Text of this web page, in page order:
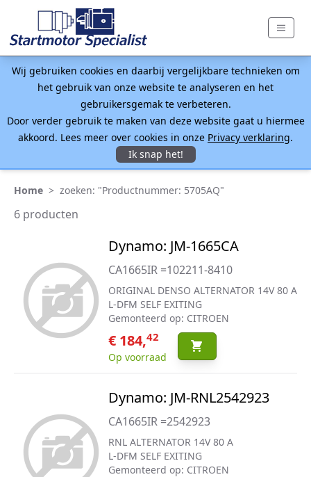
Wij gebruiken cookies en daarbij vergelijkbare technieken om
het gebruik van onze website te analyseren en het
gebruikersgemak te verbeteren.
Door verder gebruik te maken van deze website gaat u hiermee
akkoord. Lees meer over cookies in onze Privacy verklaring.
Ik snap het!
Home > zoeken: "Productnummer: 5705AQ"
6 producten
Dynamo: JM-1665CA
CA1665IR =102211-8410
ORIGINAL DENSO ALTERNATOR 14V 80 A
L-DFM SELF EXITING
Gemonteerd op: CITROEN
€ 184,42
Op voorraad
Dynamo: JM-RNL2542923
CA1665IR =2542923
RNL ALTERNATOR 14V 80 A
L-DFM SELF EXITING
Gemonteerd op: CITROEN